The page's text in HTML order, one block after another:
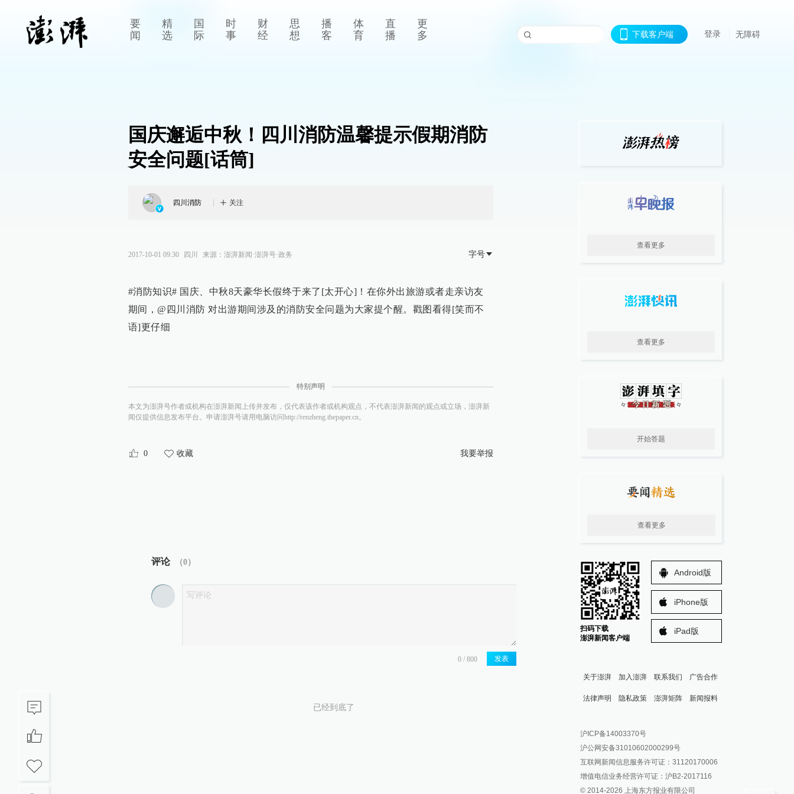
要
闻
精
选
国
际
时
事
财
经
思
想
播
客
体
育
直
播
更
多
下载客户端 登录 无障碍
国庆邂逅中秋！四川消防温馨提示假期消防
安全问题[话筒]
四川消防 关注
2017-10-01 09:30 四川 来源： 澎湃新闻·澎湃号·政务 字号
#消防知识# 国庆、中秋8天豪华长假终于来了[太开心]！在你外出旅游或者走亲访友
期间，@四川消防 对出游期间涉及的消防安全问题为大家提个醒。戳图看得[笑而不
语]更仔细
特别声明
本文为澎湃号作者或机构在澎湃新闻上传并发布，仅代表该作者或机构观点，不代表澎湃新闻的观点或立场，澎湃新
闻仅提供信息发布平台。申请澎湃号请用电脑访问http://renzheng.thepaper.cn。
0 收藏 我要举报
评论 （0）
发表
已经到底了
查看更多
查看更多
开始答题
查看更多
扫码下载
澎湃新闻客户端
Android版
iPhone版
iPad版
关于澎湃 加入澎湃 联系我们 广告合作
法律声明 隐私政策 澎湃矩阵
澎湃新闻公众号
澎湃新闻抖音号
派生万物开放平台
IP SHANGHAI
新闻报料
报料邮箱: news@thepaper.cn
沪ICP备14003370号
沪公网安备31010602000299号
互联网新闻信息服务许可证：31120170006
增值电信业务经营许可证：沪B2-2017116
© 2014-2026 上海东方报业有限公司